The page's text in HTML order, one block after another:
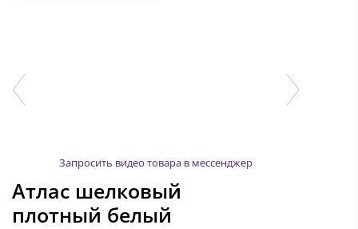
Запросить видео товара в мессенджер
Атлас шелковый
плотный белый